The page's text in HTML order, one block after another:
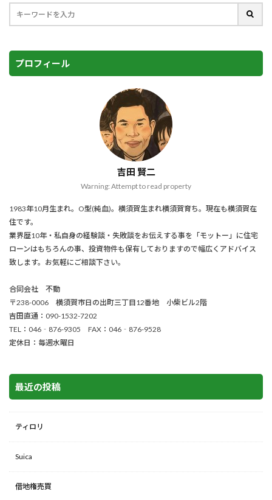
プロフィール
吉田 賢二
Warning: Attempt to read property
1983年10月生まれ。O型(純血)。横須賀生まれ横須賀育ち。現在も横須賀在
住です。
業界歴10年・私自身の経験談・失敗談をお伝えする事を「モットー」に住宅
ローンはもちろんの事、投資物件も保有しておりますので幅広くアドバイス
致します。お気軽にご相談下さい。
合同会社 不動
〒238-0006 横須賀市日の出町三丁目12番地 小柴ビル2階
吉田直通：090-1532-7202
TEL：046‐876-9305 FAX：046‐876-9528
定休日：毎週水曜日
最近の投稿
ティロリ
Suica
借地権売買